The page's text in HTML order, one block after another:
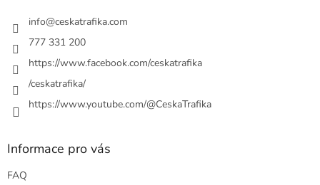
info@ceskatrafika.com
777 331 200
https://www.facebook.com/ceskatrafika
/ceskatrafika/
https://www.youtube.com/@CeskaTrafika
Informace pro vás
FAQ